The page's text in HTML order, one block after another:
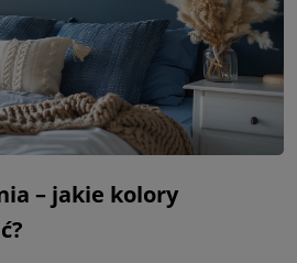
– jakie kolory